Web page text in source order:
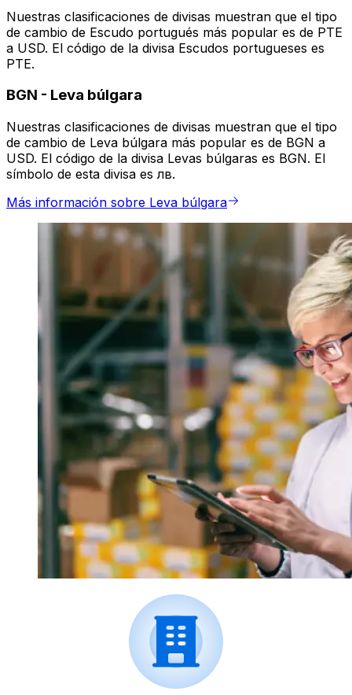
Nuestras clasificaciones de divisas muestran que el tipo
de cambio de Escudo portugués más popular es de PTE
a USD. El código de la divisa Escudos portugueses es
PTE.
BGN - Leva búlgara
Nuestras clasificaciones de divisas muestran que el tipo
de cambio de Leva búlgara más popular es de BGN a
USD. El código de la divisa Levas búlgaras es BGN. El
símbolo de esta divisa es лв.
Más información sobre Leva búlgara